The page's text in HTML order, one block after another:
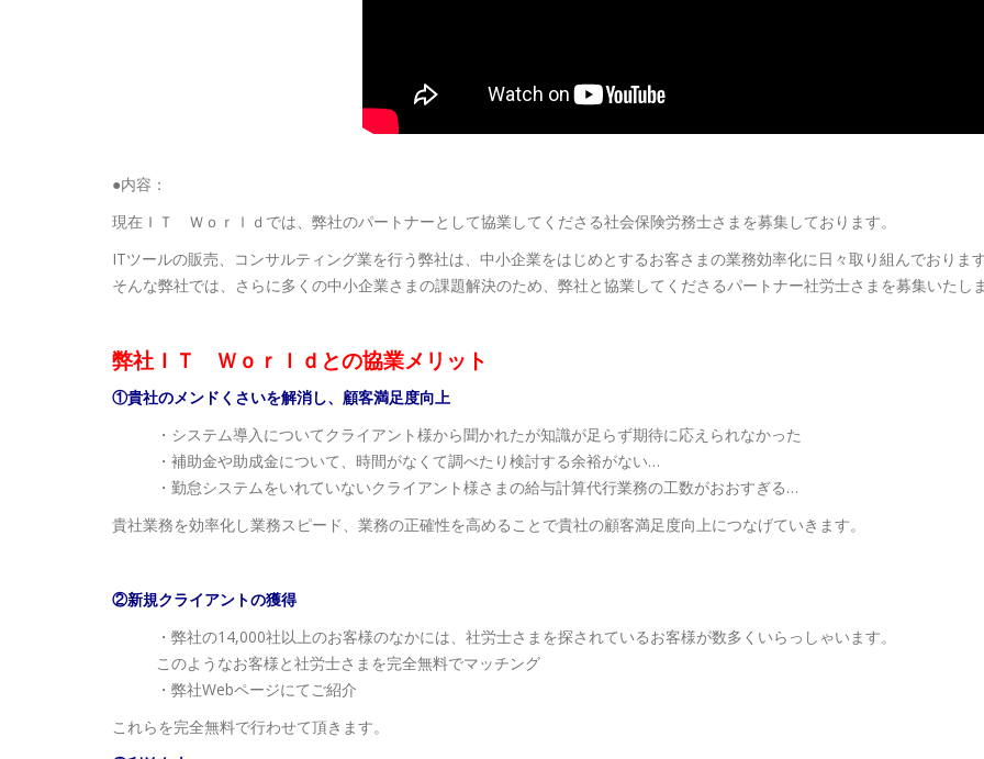
●内容：
現在ＩＴ Ｗｏｒｌｄでは、弊社のパートナーとして協業してくださる社会保険労務士さまを募集しております。
ITツールの販売、コンサルティング業を行う弊社は、中小企業をはじめとするお客さまの業務効率化に日々取り組んでおります
そんな弊社では、さらに多くの中小企業さまの課題解決のため、弊社と協業してくださるパートナー社労士さまを募集いたしま
弊社ＩＴ Ｗｏｒｌｄとの協業メリット
①貴社のメンドくさいを解消し、顧客満足度向上
・システム導入についてクライアント様から聞かれたが知識が足らず期待に応えられなかった
・補助金や助成金について、時間がなくて調べたり検討する余裕がない…
・勤怠システムをいれていないクライアント様さまの給与計算代行業務の工数がおおすぎる…
貴社業務を効率化し業務スピード、業務の正確性を高めることで貴社の顧客満足度向上につなげていきます。
②新規クライアントの獲得
・弊社の14,000社以上のお客様のなかには、社労士さまを探されているお客様が数多くいらっしゃいます。
このようなお客様と社労士さまを完全無料でマッチング
・弊社Webページにてご紹介
これらを完全無料で行わせて頂きます。